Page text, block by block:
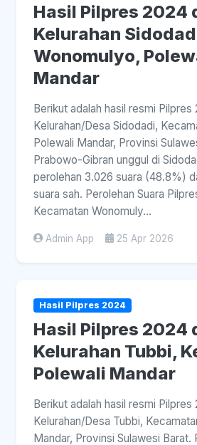
Hasil Pilpres 2024
Kelurahan
Wonomulyo,
Mandar
Berikut adalah hasil resmi Pilpres
Kelurahan/Desa Sidodadi,
Polewali Mandar, Provinsi
Prabowo-Gibran unggul di
perolehan 3.026 suara (48.8%)
suara sah. Perolehan Suara
Kecamatan Wonomuly...
Admin App 25 Apr 2026
Hasil Pilpres 2024
Hasil Pilpres 2024
Kelurahan Tubbi,
Polewali Mandar
Berikut adalah hasil resmi Pilpres
Kelurahan/Desa Tubbi,
Mandar, Provinsi Sulawesi Barat.